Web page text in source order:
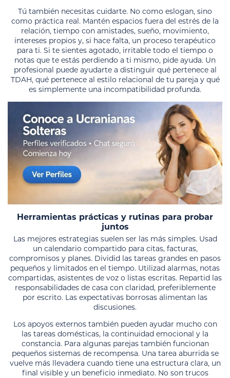
Tú también necesitas cuidarte. No como eslogan, sino
como práctica real. Mantén espacios fuera del estrés de la
relación, tiempo con amistades, sueño, movimiento,
intereses propios y, si hace falta, un proceso terapéutico
para ti. Si te sientes agotado, irritable todo el tiempo o
notas que te estás perdiendo a ti mismo, pide ayuda. Un
profesional puede ayudarte a distinguir qué pertenece al
TDAH, qué pertenece al estilo relacional de tu pareja y qué
es simplemente una incompatibilidad profunda.
Herramientas prácticas y rutinas para probar
juntos
Las mejores estrategias suelen ser las más simples. Usad
un calendario compartido para citas, facturas,
compromisos y planes. Dividid las tareas grandes en pasos
pequeños y limitados en el tiempo. Utilizad alarmas, notas
compartidas, asistentes de voz o listas escritas. Repartid las
responsabilidades de casa con claridad, preferiblemente
por escrito. Las expectativas borrosas alimentan las
discusiones.
Los apoyos externos también pueden ayudar mucho con
las tareas domésticas, la continuidad emocional y la
constancia. Para algunas parejas también funcionan
pequeños sistemas de recompensa. Una tarea aburrida se
vuelve más llevadera cuando tiene una estructura clara, un
final visible y un beneficio inmediato. No son trucos